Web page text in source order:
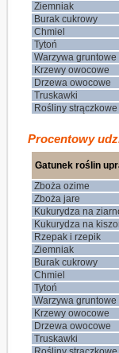
Ziemniak
Burak cukrowy
Chmiel
Tytoń
Warzywa gruntowe
Krzewy owocowe
Drzewa owocowe
Truskawki
Rośliny strączkowe
Procentowy
Gatunek roślin
Zboża ozime
Zboża jare
Kukurydza na
Kukurydza na
Rzepak i rzepik
Ziemniak
Burak cukrowy
Chmiel
Tytoń
Warzywa gruntowe
Krzewy owocowe
Drzewa owocowe
Truskawki